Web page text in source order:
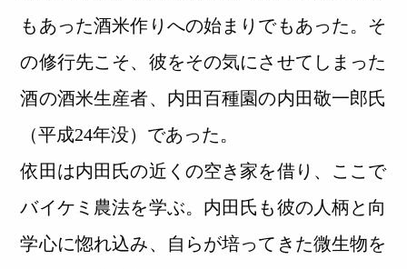
もあった酒米作りへの始まりでもあった。そ
の修行先こそ、彼をその気にさせてしまった
酒の酒米生産者、内田百種園の内田敬一郎氏
（平成24年没）であった。
依田は内田氏の近くの空き家を借り、ここで
バイケミ農法を学ぶ。内田氏も彼の人柄と向
学心に惚れ込み、自らが培ってきた微生物を